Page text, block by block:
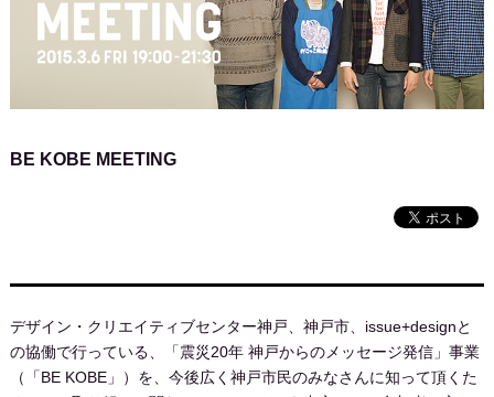
BE KOBE MEETING
デザイン・クリエイティブセンター神戸、神戸市、issue+designと
の協働で行っている、「震災20年 神戸からのメッセージ発信」事業
（「BE KOBE」）を、今後広く神戸市民のみなさんに知って頂くた